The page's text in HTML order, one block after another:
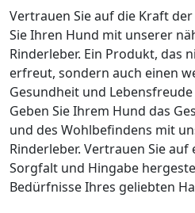
Vertrauen Sie auf die Kraft
Sie Ihren Hund mit unserer
Rinderleber. Ein Produkt, das
erfreut, sondern auch einen
Gesundheit und
Geben Sie Ihrem Hund das
und des Wohlbefindens mit
Rinderleber. Vertrauen Sie
Sorgfalt und Hingabe
Bedürfnisse Ihres geliebten